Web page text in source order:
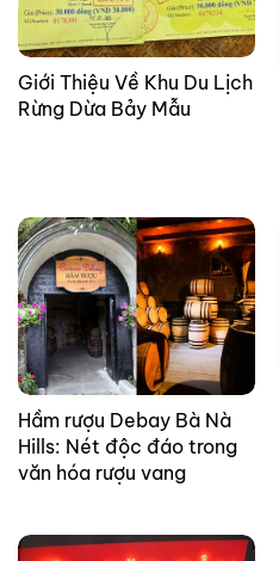
Giới Thiệu Về Khu Du Lịch
Rừng Dừa Bảy Mẫu
Hầm rượu Debay Bà Nà
Hills: Nét độc đáo trong
văn hóa rượu vang